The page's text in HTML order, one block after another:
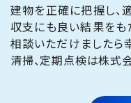
建物を正確に把握し、
収支にも良い結果をも
相談いただけましたら
清掃、定期点検は株式